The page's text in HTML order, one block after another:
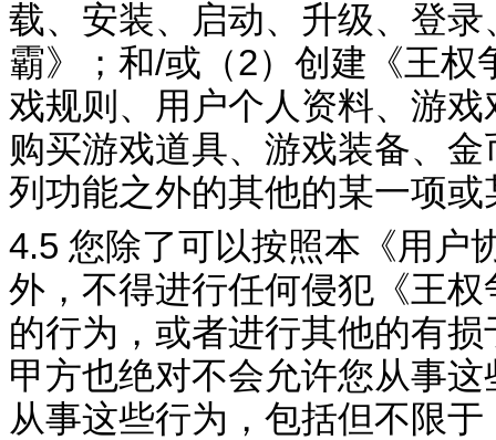
载、安装、启动、升级、登
霸》；和/或（2）创建《王权
戏规则、用户个人资料、游
购买游戏道具、游戏装备、金
列功能之外的其他的某一项
4.5 您除了可以按照本《用户
外，不得进行任何侵犯《王权
的行为，或者进行其他的有
甲方也绝对不会允许您从事
从事这些行为，包括但不限于